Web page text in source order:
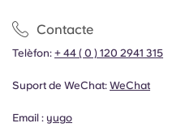
Contacte
Telèfon: + 44 ( 0 ) 120 2941 315
Suport de WeChat: WeChat
Email : yugo